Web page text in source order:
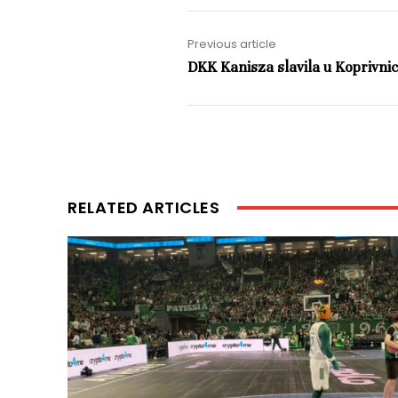
Previous article
DKK Kanisza slavila u
RELATED ARTICLES